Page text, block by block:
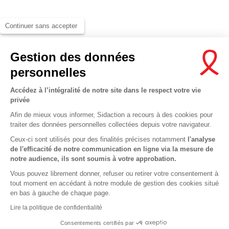
Continuer sans accepter
Gestion des données
personnelles
Accédez à l’intégralité de notre site dans le respect votre vie
privée
Afin de mieux vous informer, Sidaction a recours à des cookies pour
traiter des données personnelles collectées depuis votre navigateur.
Ceux-ci sont utilisés pour des finalités précises notamment l'analyse
de l'efficacité de notre communication en ligne via la mesure de
notre audience, ils sont soumis à votre approbation.
Vous pouvez librement donner, refuser ou retirer votre consentement à
tout moment en accédant à notre module de gestion des cookies situé
en bas à gauche de chaque page.
Lire la politique de confidentialité
Consentements certifiés par
This site uses cookies and gives you control over what you want to